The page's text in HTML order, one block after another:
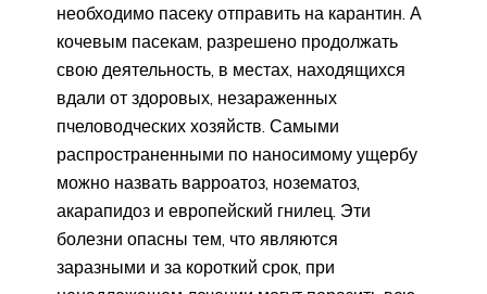
необходимо пасеку отправить на карантин. А
кочевым пасекам, разрешено продолжать
свою деятельность, в местах, находящихся
вдали от здоровых, незараженных
пчеловодческих хозяйств. Самыми
распространенными по наносимому ущербу
можно назвать варроатоз, нозематоз,
акарапидоз и европейский гнилец. Эти
болезни опасны тем, что являются
заразными и за короткий срок, при